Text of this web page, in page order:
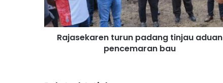
k
a
r
Rajasekaren turun padang tinjau aduan
pencemaran bau